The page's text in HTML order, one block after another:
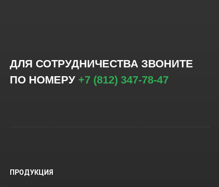
ДЛЯ СОТРУДНИЧЕСТВА ЗВОНИТЕ
ПО НОМЕРУ +7 (812) 347-78-47
ПРОДУКЦИЯ